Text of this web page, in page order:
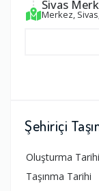
Sivas
Merkez,
Şehiriçi
Oluşturma Tarihi
Taşınma Tarihi